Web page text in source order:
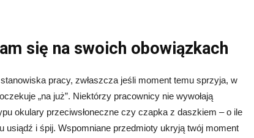
się na swoich obowiązkach
pracy, zwłaszcza jeśli moment temu sprzyja, w
„na już”. Niektórzy pracownicy nie wywołają
okulary przeciwsłoneczne czy czapka z daszkiem – o ile
usiądź i śpij. Wspomniane przedmioty ukryją twój moment